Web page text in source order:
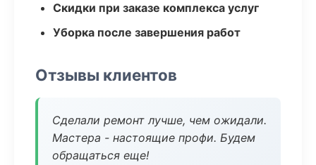
Скидки при заказе комплекса услуг
Уборка после завершения работ
Отзывы клиентов
Сделали ремонт лучше, чем ожидали.
Мастера - настоящие профи. Будем
обращаться еще!